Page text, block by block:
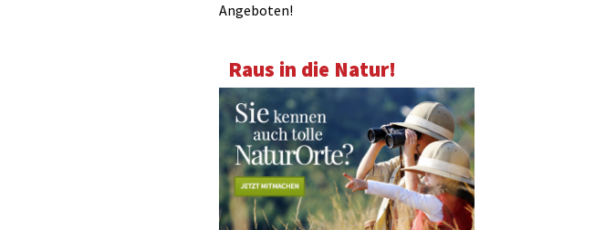
Angeboten!
Raus in die Natur!